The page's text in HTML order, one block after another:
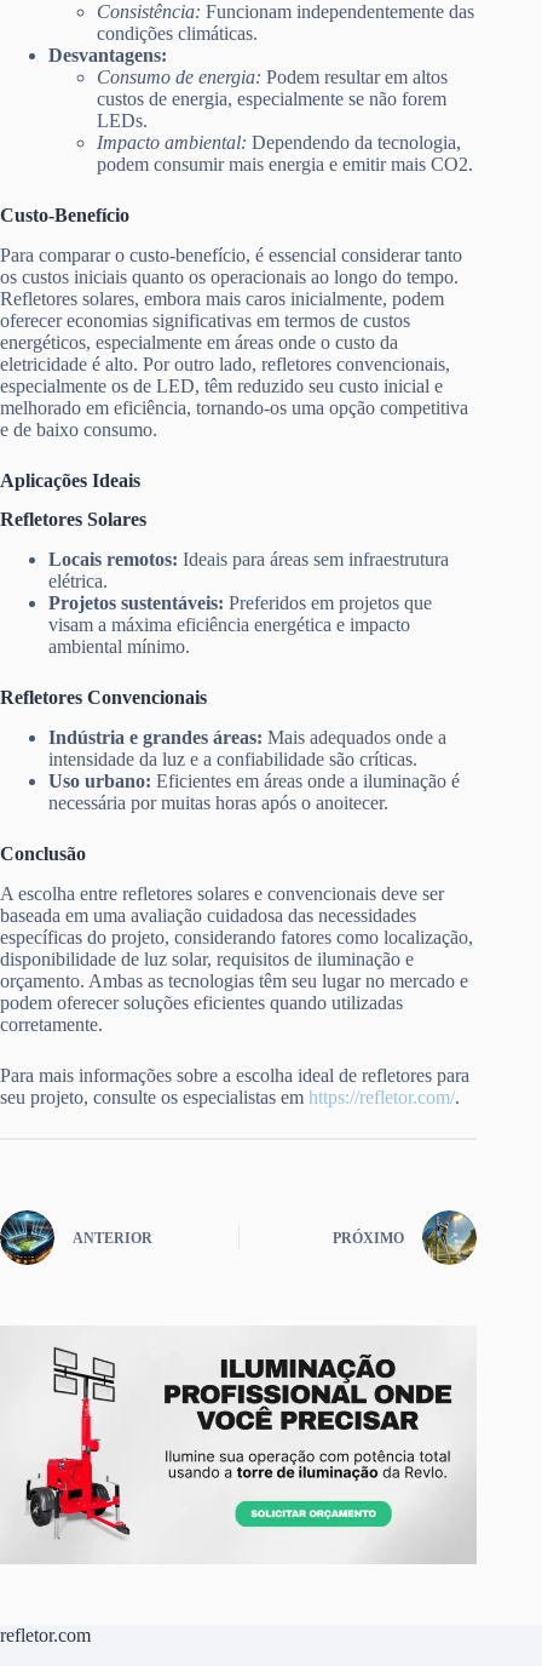
Consistência: Funcionam independentemente das
condições climáticas.
Desvantagens:
Consumo de energia: Podem resultar em altos
custos de energia, especialmente se não forem
LEDs.
Impacto ambiental: Dependendo da tecnologia,
podem consumir mais energia e emitir mais CO2.
Custo-Benefício
Para comparar o custo-benefício, é essencial considerar tanto
os custos iniciais quanto os operacionais ao longo do tempo.
Refletores solares, embora mais caros inicialmente, podem
oferecer economias significativas em termos de custos
energéticos, especialmente em áreas onde o custo da
eletricidade é alto. Por outro lado, refletores convencionais,
especialmente os de LED, têm reduzido seu custo inicial e
melhorado em eficiência, tornando-os uma opção competitiva
e de baixo consumo.
Aplicações Ideais
Refletores Solares
Locais remotos: Ideais para áreas sem infraestrutura
elétrica.
Projetos sustentáveis: Preferidos em projetos que
visam a máxima eficiência energética e impacto
ambiental mínimo.
Refletores Convencionais
Indústria e grandes áreas: Mais adequados onde a
intensidade da luz e a confiabilidade são críticas.
Uso urbano: Eficientes em áreas onde a iluminação é
necessária por muitas horas após o anoitecer.
Conclusão
A escolha entre refletores solares e convencionais deve ser
baseada em uma avaliação cuidadosa das necessidades
específicas do projeto, considerando fatores como localização,
disponibilidade de luz solar, requisitos de iluminação e
orçamento. Ambas as tecnologias têm seu lugar no mercado e
podem oferecer soluções eficientes quando utilizadas
corretamente.
Para mais informações sobre a escolha ideal de refletores para
seu projeto, consulte os especialistas em https://refletor.com/.
ANTERIOR PRÓXIMO
refletor.com